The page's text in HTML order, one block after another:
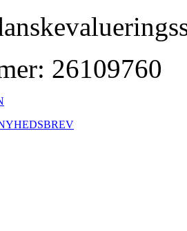
26109760